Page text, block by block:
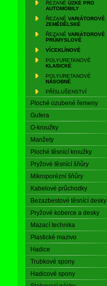
ŘEZANÉ ÚZKÉ PRO
AUTOMOBILY
ŘEZANÉ VARIÁTOROVÉ
ZEMĚDĚLSKÉ
ŘEZANÉ VARIÁTOROVÉ
PRŮMYSLOVÉ
VÍCEKLÍNOVÉ
POLYURETANOVÉ
KLASICKÉ
POLYURETANOVÉ
NÁSOBNÉ
PŘÍSLUŠENSTVÍ
Ploché ozubené řemeny
Gufera
O-kroužky
Manžety
Ploché těsnící kroužky
Pryžové těsnící šňůry
Mikroporézní šňůry
Kabelové průchodky
Bezazbestové těsnící desky
Pryžové koberce a desky
Mazací technika
Plastické mazivo
Hadice
Trubkové spony
Hadicové spony